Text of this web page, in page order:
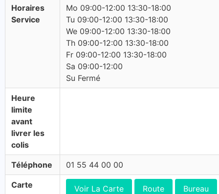
Horaires
Service
Mo 09:00-12:00 13:30-18:00
Tu 09:00-12:00 13:30-18:00
We 09:00-12:00 13:30-18:00
Th 09:00-12:00 13:30-18:00
Fr 09:00-12:00 13:30-18:00
Sa 09:00-12:00
Su Fermé
Heure
limite
avant
livrer les
colis
Téléphone 01 55 44 00 00
Carte Voir La Carte Route Bureau